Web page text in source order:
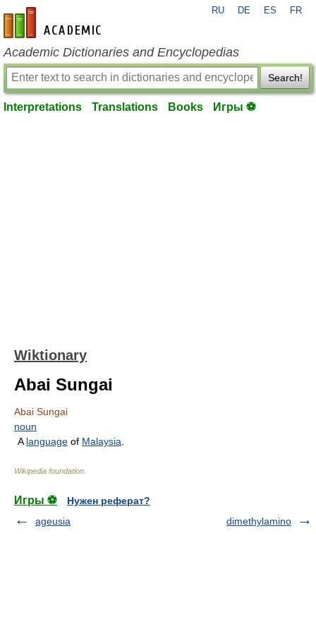
en-academic.com
RU DE ES FR
Academic Dictionaries and Encyclopedias
Search!
Interpretations Translations Books Игры ⚽
Wiktionary
Abai Sungai
Abai Sungai
noun
A language of Malaysia
Wikipedia foundation
Игры ⚽
Нужен реферат?
ageusia
dimethylamino